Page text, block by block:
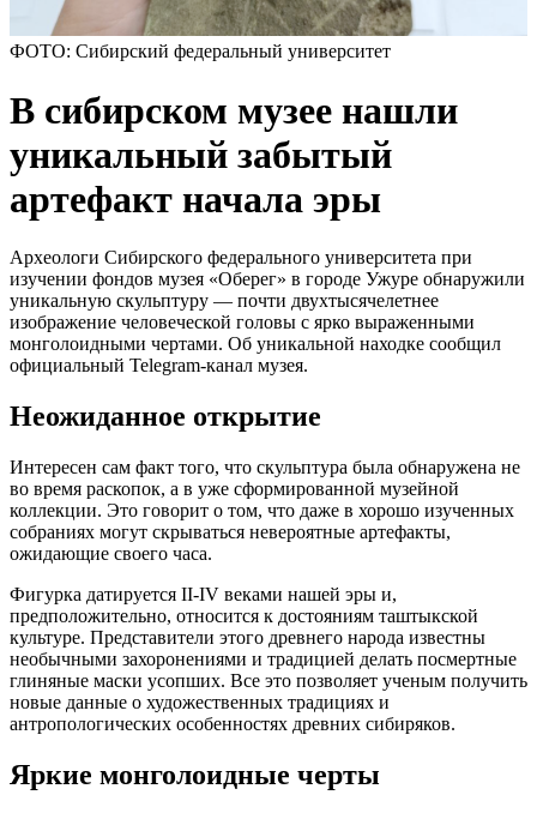
ФОТО: Сибирский федеральный университет
В сибирском музее нашли
уникальный забытый
артефакт начала эры
Археологи Сибирского федерального университета при
изучении фондов музея «Оберег» в городе Ужуре обнаружили
уникальную скульптуру — почти двухтысячелетнее
изображение человеческой головы с ярко выраженными
монголоидными чертами. Об уникальной находке сообщил
официальный Telegram-канал музея.
Неожиданное открытие
Интересен сам факт того, что скульптура была обнаружена не
во время раскопок, а в уже сформированной музейной
коллекции. Это говорит о том, что даже в хорошо изученных
собраниях могут скрываться невероятные артефакты,
ожидающие своего часа.
Фигурка датируется II-IV веками нашей эры и,
предположительно, относится к достояниям таштыкской
культуре. Представители этого древнего народа известны
необычными захоронениями и традицией делать посмертные
глиняные маски усопших. Все это позволяет ученым получить
новые данные о художественных традициях и
антропологических особенностях древних сибиряков.
Яркие монголоидные черты